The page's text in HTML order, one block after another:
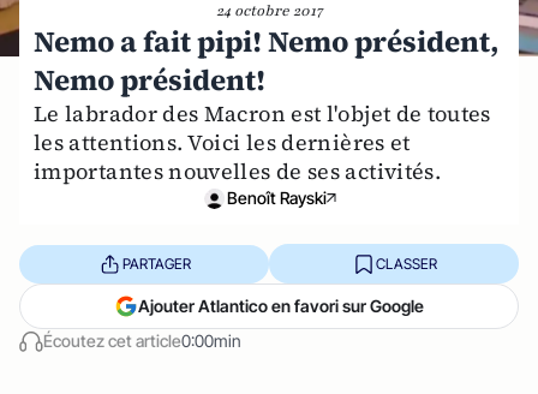
24 octobre 2017
Nemo a fait pipi! Nemo président,
Nemo président!
Le labrador des Macron est l'objet de toutes
les attentions. Voici les dernières et
importantes nouvelles de ses activités.
Benoît Rayski
Écoutez cet article0:00min
PARTAGER CLASSER
Ajouter Atlantico en favori sur Google